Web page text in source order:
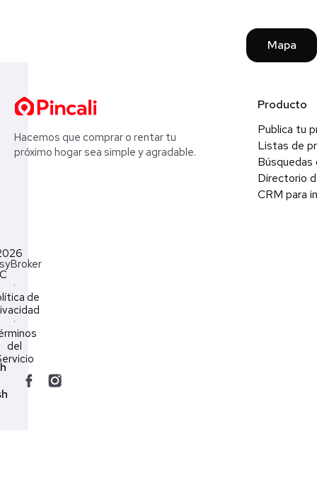
Mapa
Hacemos que comprar o rentar tu
próximo hogar sea simple y agradable.
Producto
Publica tu
Listas de
Búsquedas
Directorio
CRM para
·
de
·
del